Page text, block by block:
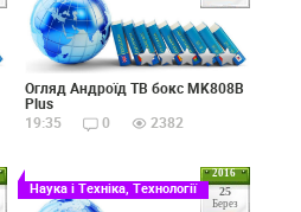
Огляд Андроїд ТВ бокс MK808B
Plus
19:35
0 2382
2016
25
Берез
Наука і Техніка, Технології